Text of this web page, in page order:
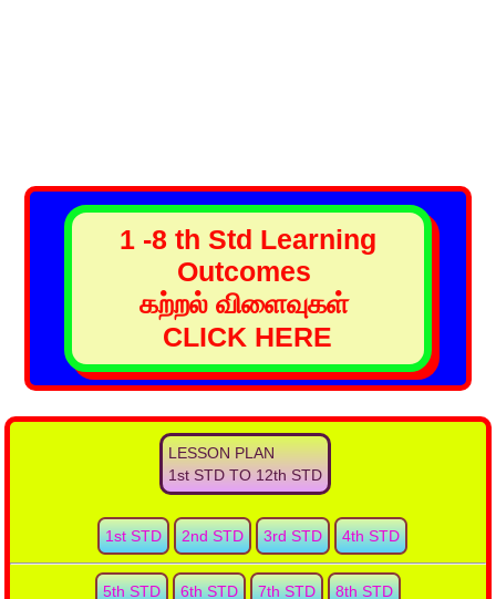
1 -8 th Std Learning
Outcomes
கற்றல் விளைவுகள்
CLICK HERE
LESSON PLAN
1st STD TO 12th STD
1st STD 2nd STD 3rd STD 4th STD
5th STD 6th STD 7th STD 8th STD